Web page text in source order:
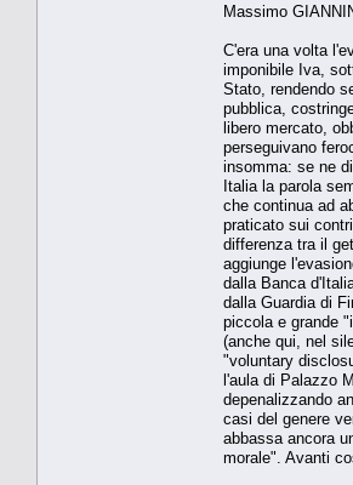
Massimo
C'era una volta
imponibile Iva,
Stato, rendendo
pubblica,
libero mercato,
perseguivano
insomma: se ne
Italia la parola
che continua ad
praticato sui
differenza tra il
aggiunge
dalla Banca
dalla Guardia di
piccola e grande
(anche qui, nel
"voluntary
l'aula di Palazzo
depenalizzando
casi del genere
abbassa ancora
morale". Avanti